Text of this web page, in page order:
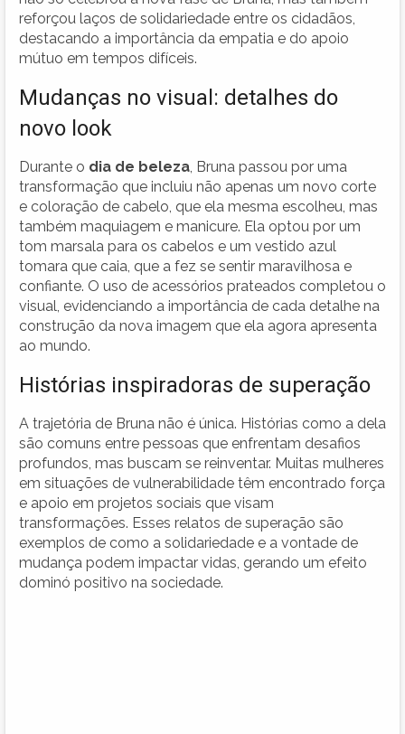
reforçou laços de solidariedade entre os cidadãos,
destacando a importância da empatia e do apoio
mútuo em tempos difíceis.
Mudanças no visual: detalhes do
novo look
Durante o dia de beleza , Bruna passou por uma
transformação que incluiu não apenas um novo corte
e coloração de cabelo, que ela mesma escolheu, mas
também maquiagem e manicure. Ela optou por um
tom marsala para os cabelos e um vestido azul
tomara que caia, que a fez se sentir maravilhosa e
confiante. O uso de acessórios prateados completou o
visual, evidenciando a importância de cada detalhe na
construção da nova imagem que ela agora apresenta
ao mundo.
Histórias inspiradoras de superação
A trajetória de Bruna não é única. Histórias como a dela
são comuns entre pessoas que enfrentam desafios
profundos, mas buscam se reinventar. Muitas mulheres
em situações de vulnerabilidade têm encontrado força
e apoio em projetos sociais que visam
transformações. Esses relatos de superação são
exemplos de como a solidariedade e a vontade de
mudança podem impactar vidas, gerando um efeito
dominó positivo na sociedade.